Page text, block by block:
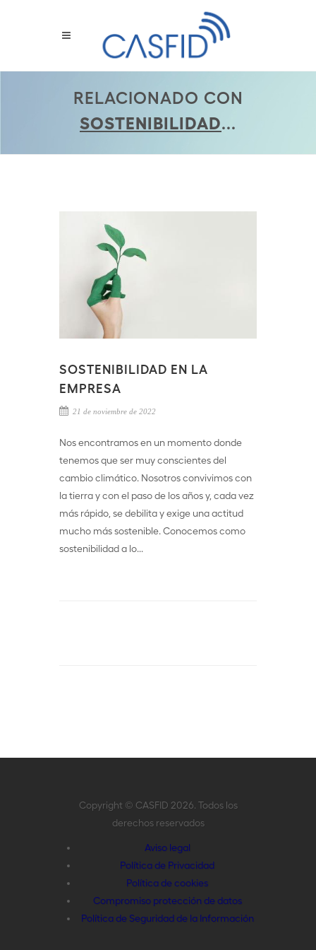
RELACIONADO CON
SOSTENIBILIDAD...
SOSTENIBILIDAD EN LA
EMPRESA
21 de noviembre de 2022
Nos encontramos en un momento donde
tenemos que ser muy conscientes del
cambio climático. Nosotros convivimos con
la tierra y con el paso de los años y, cada vez
más rápido, se debilita y exige una actitud
mucho más sostenible. Conocemos como
sostenibilidad a lo...
Copyright © CASFID 2026. Todos los
derechos reservados
Aviso legal
Política de Privacidad
Política de cookies
Compromiso protección de datos
Política de Seguridad de la Información